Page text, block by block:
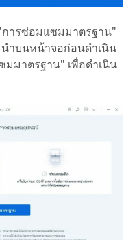
ารซ่อมแซมมาตรฐาน"
ำบนหน้าจอก่อนดำเนิน
มาตรฐาน" เพื่อดำเนิน